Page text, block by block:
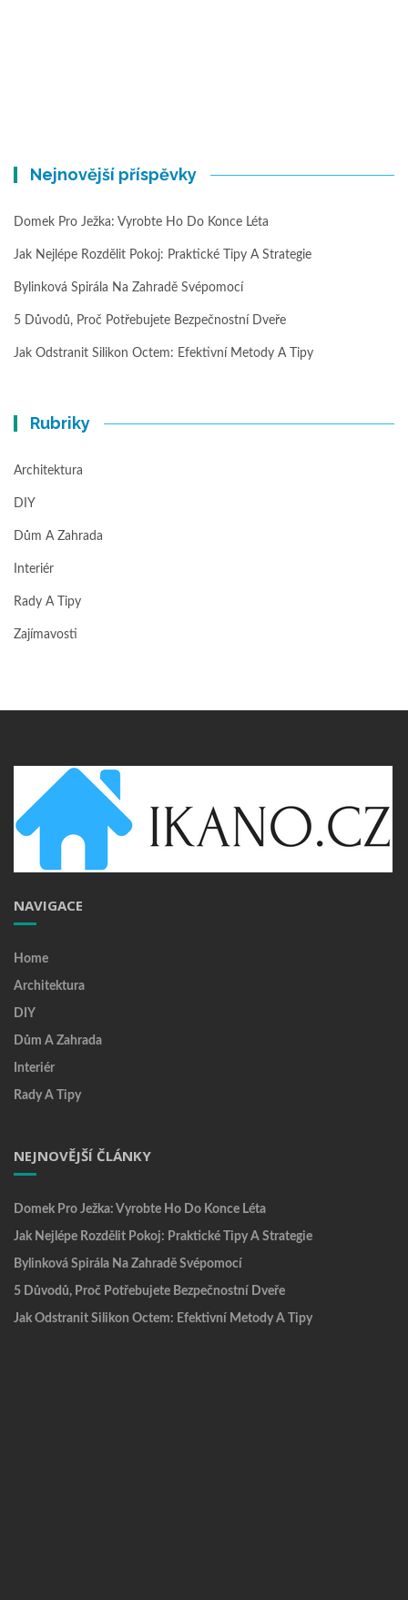
Nejnovější příspěvky
Domek Pro Ježka: Vyrobte Ho Do Konce Léta
Jak Nejlépe Rozdělit Pokoj: Praktické Tipy A Strategie
Bylinková Spirála Na Zahradě Svépomocí
5 Důvodů, Proč Potřebujete Bezpečnostní Dveře
Jak Odstranit Silikon Octem: Efektivní Metody A Tipy
Rubriky
Architektura
DIY
Dům A Zahrada
Interiér
Rady A Tipy
Zajímavosti
NAVIGACE
Home
Architektura
DIY
Dům A Zahrada
Interiér
Rady A Tipy
NEJNOVĚJŠÍ ČLÁNKY
Domek Pro Ježka: Vyrobte Ho Do Konce Léta
Jak Nejlépe Rozdělit Pokoj: Praktické Tipy A Strategie
Bylinková Spirála Na Zahradě Svépomocí
5 Důvodů, Proč Potřebujete Bezpečnostní Dveře
Jak Odstranit Silikon Octem: Efektivní Metody A Tipy